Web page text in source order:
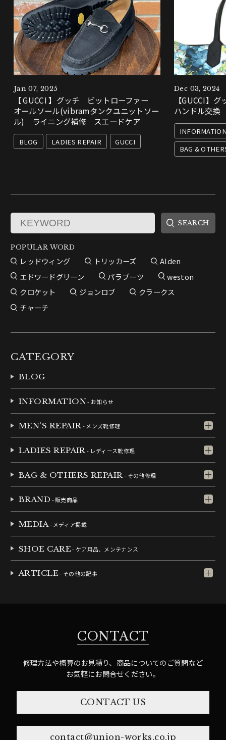
Jan 07, 2025
【 GUCCI 】グッチ ビットローファー
オールソール(vibramタンクユニットソー
ル) ライニング補修 スエードケア
BLOG LADIES REPAIR GUCCI
Dec 03, 2024
【GUCCI】
ハンドル交換
BAG &
POPULAR WORD
レッドウィング トリッカーズ
Alden
エドワードグリーン
パラブーツ
weston
クロケット
ジョンロブ
クラークス
チャーチ
CATEGORY
BLOG
INFORMATION- お知らせ
MEN'S REPAIR- メンズ靴修理
LADIES REPAIR- レディース靴修理
BAG & OTHERS REPAIR - その他修理
BRAND - 販売商品
MEDIA- メディア掲載
SHOE CARE- ケア用品、メンテナンス
ARTICLE- その他の記事
CONTACT
修理方法や概算のお見積り、商品についてのご質問など
お気軽にお問合せください。
CONTACT US
contact@union-works.co.jp